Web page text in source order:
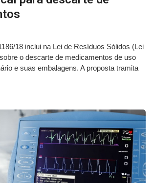
18 inclui na Lei de Resíduos Sólidos (Lei
o descarte de medicamentos de uso
e suas embalagens. A proposta tramita